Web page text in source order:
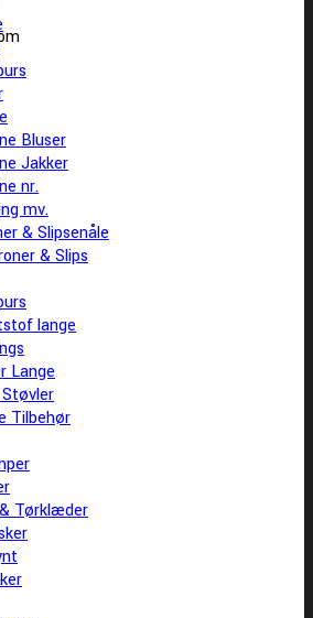
Bluser
Jakker
nr.
mv.
& Slipsenåle
& Slips
lange
Lange
Tilbehør
Tørklæder